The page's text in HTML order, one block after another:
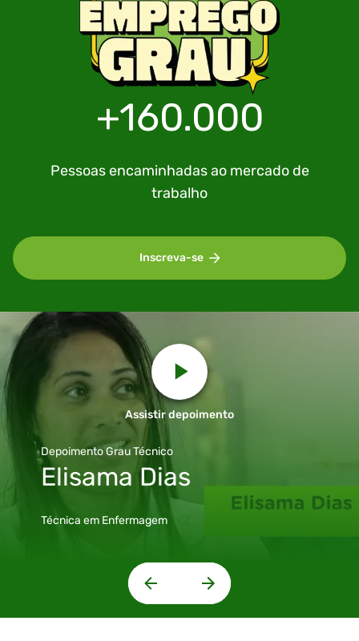
+160.000
Pessoas encaminhadas ao mercado de
trabalho
Inscreva-se
Assistir depoimento
Depoimento Grau Técnico
Elisama Dias
Técnica em Enfermagem